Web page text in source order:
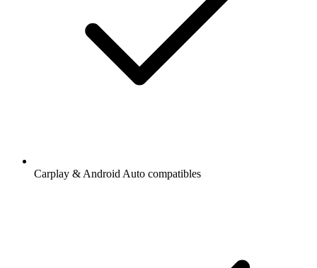
Carplay & Android Auto compatibles